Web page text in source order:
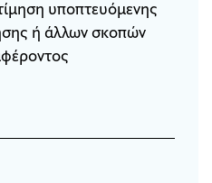
υποπτευόμενης
ή άλλων σκοπών